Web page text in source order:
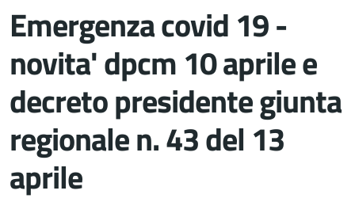
Emergenza covid 19 -
novita' dpcm 10 aprile e
decreto presidente giunta
regionale n. 43 del 13
aprile